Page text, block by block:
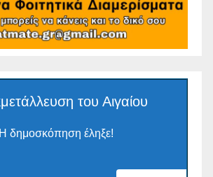
του Αιγαίου
Η δημοσκόπηση έληξε!